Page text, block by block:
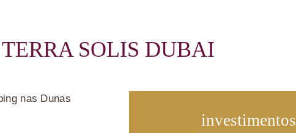
TERRA SOLIS DUBAI
nas Dunas
investimentos